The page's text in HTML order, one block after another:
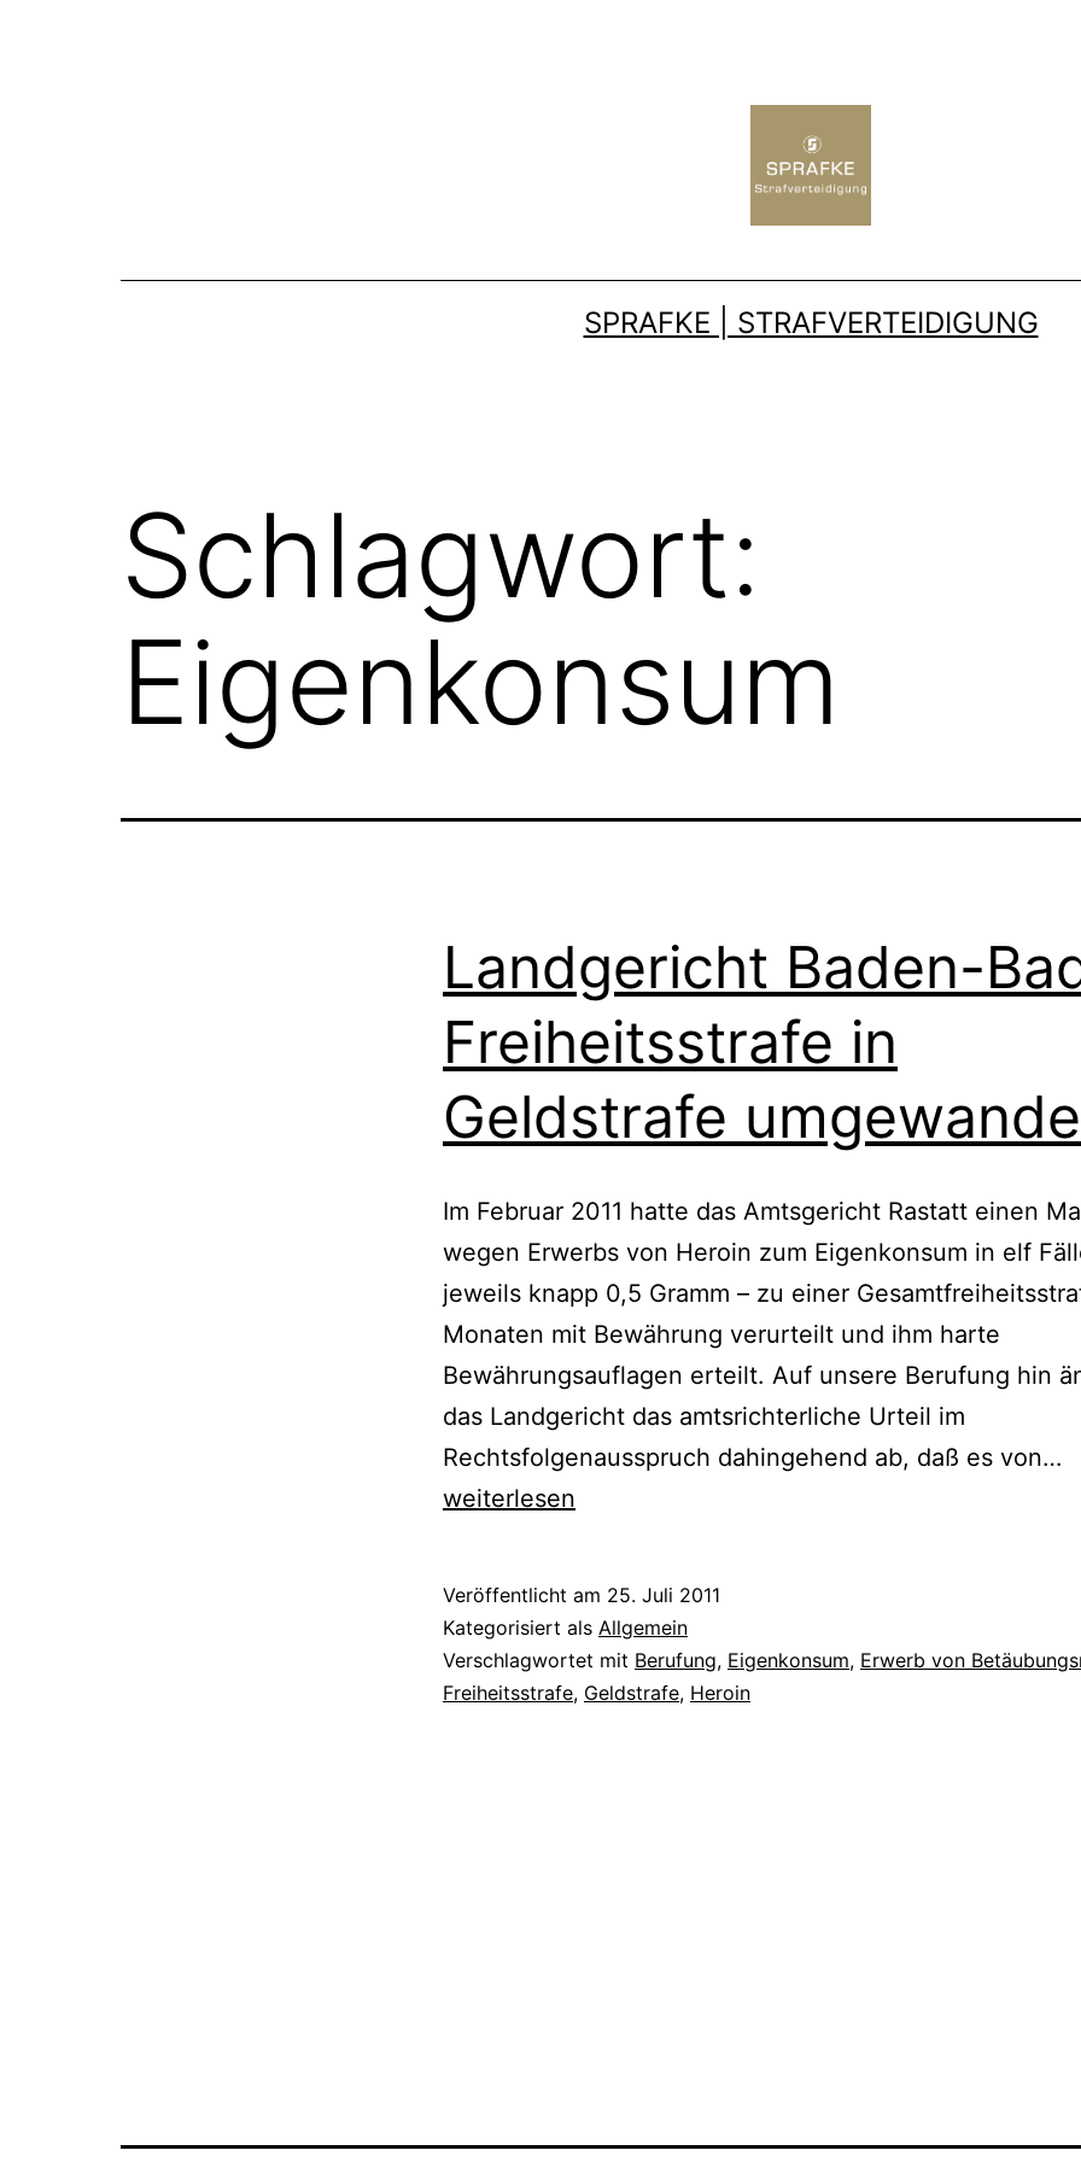
SPRAFKE | STRAFVERTEIDIGUNG
Schlagwort:
Eigenkonsum
Landgericht Baden-
Freiheitsstrafe in
Geldstrafe
Im Februar 2011 hatte das Amtsgericht Rastatt einen
wegen Erwerbs von Heroin zum Eigenkonsum in elf
jeweils knapp 0,5 Gramm – zu einer
Monaten mit Bewährung verurteilt und ihm harte
Bewährungsauflagen erteilt. Auf unsere Berufung hin
das Landgericht das amtsrichterliche Urteil im
Rechtsfolgenausspruch dahingehend ab, daß es von…
weiterlesen
Veröffentlicht am 25. Juli 2011
Kategorisiert als Allgemein
Verschlagwortet mit Berufung, Eigenkonsum, Erwerb von
Freiheitsstrafe, Geldstrafe, Heroin